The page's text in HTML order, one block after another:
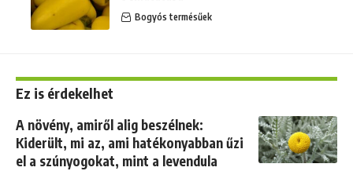
Bogyós termésűek
Ez is érdekelhet
A növény, amiről alig beszélnek:
Kiderült, mi az, ami hatékonyabban űzi
el a szúnyogokat, mint a levendula